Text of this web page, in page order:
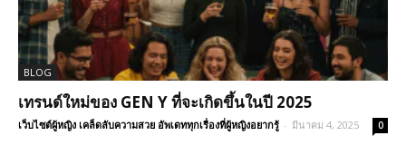
BLOG
เทรนด์ใหม่ของ GEN Y ที่จะเกิดขึ้นในปี 2025
เว็บไซต์ผู้หญิง เคล็ดลับความสวย อัพเดททุกเรื่องที่ผู้หญิงอยากรู้ - มีนาคม 4, 2025 0